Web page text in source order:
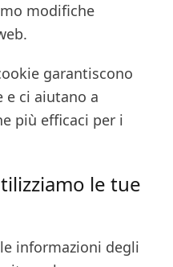
modifiche
garantiscono
e ci aiutano a
più efficaci per i
le tue
informazioni degli